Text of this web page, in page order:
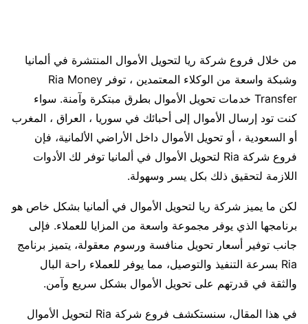
من خلال فروع شركة ريا لتحويل الأموال المنتشرة في ألمانيا
وشبكة واسعة من الوكلاء المعتمدين ، توفر Ria Money
Transfer خدمات تحويل الأموال بطرق مبتكرة وآمنة. سواء
كنت تود إرسال الأموال إلى أحبائك في سوريا ، العراق ، المغرب
أو السعودية ، أو تحويل الأموال داخل الأراضي الألمانية، فإن
فروع شركة Ria لتحويل الأموال في ألمانيا توفر لك الأدوات
اللازمة لتحقيق ذلك بكل يسر وسهولة.
لكن ما يميز شركة ريا لتحويل الأموال في ألمانيا بشكل خاص هو
برنامجها الذي يوفر مجموعة واسعة من المزايا للعملاء. فإلى
جانب توفير أسعار تحويل منافسة ورسوم معقولة، يتميز برنامج
Ria بسرعة التنفيذ والتوصيل، مما يوفر للعملاء راحة البال
والثقة في قدرتهم على تحويل الأموال بشكل سريع وآمن.
في هذا المقال، سنستكشف فروع شركة Ria لتحويل الأموال